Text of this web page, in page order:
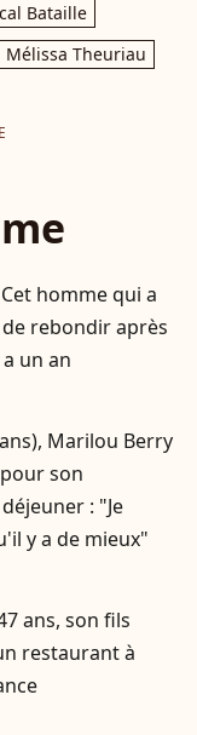
Bataille
Mélissa Theuriau
homme qui a
rebondir après
un an
Marilou Berry
son
: "Je
y a de mieux"
ans, son fils
restaurant à